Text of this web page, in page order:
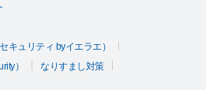
キュリティ byイエラエ）
）
なりすまし対策